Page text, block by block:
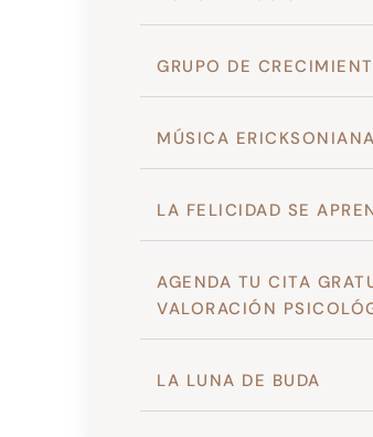
GRUPO DE
MÚSICA ERICKSONIANA
LA FELICIDAD SE
AGENDA TU CITA
VALORACIÓN
LA LUNA DE BUDA